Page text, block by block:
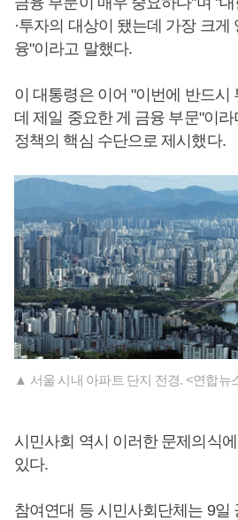
·투자의 대상이 됐는데 가장 크게
융"이라고 말했다.
이 대통령은 이어 "이번에 반드시
데 제일 중요한 게 금융 부문"이
정책의 핵심 수단으로 제시했다.
▲ 서울 시내 아파트 단지 전경. <연합뉴
시민사회 역시 이러한 문제의식
있다.
참여연대 등 시민사회단체는 9일